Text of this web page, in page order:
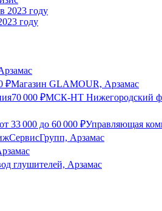
году
₽Магазин GLAMOUR, Арзамас
70 000 ₽МСК-НТ Нижегородский
от 33 000 до 60 000 ₽Управляющая
Арзамас
глушителей, Арзамас